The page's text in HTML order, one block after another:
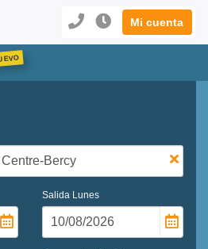
Mi cuenta
Salida Lunes